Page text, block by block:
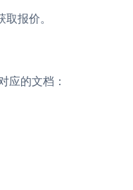
取报价。
应的文档：